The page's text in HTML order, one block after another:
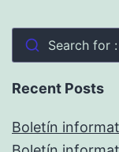
Search for :
Recent Posts
Boletín